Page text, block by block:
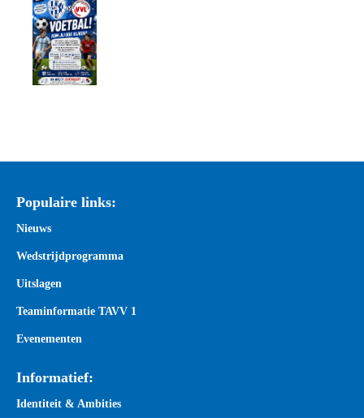
Populaire links:
Nieuws
Wedstrijdprogramma
Uitslagen
Teaminformatie TAVV 1
Evenementen
Informatief:
Identiteit & Ambities